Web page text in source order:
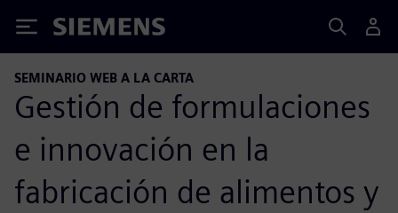
Siemens
SEMINARIO WEB A LA CARTA
Gestión de formulaciones
e innovación en la
fabricación de alimentos y